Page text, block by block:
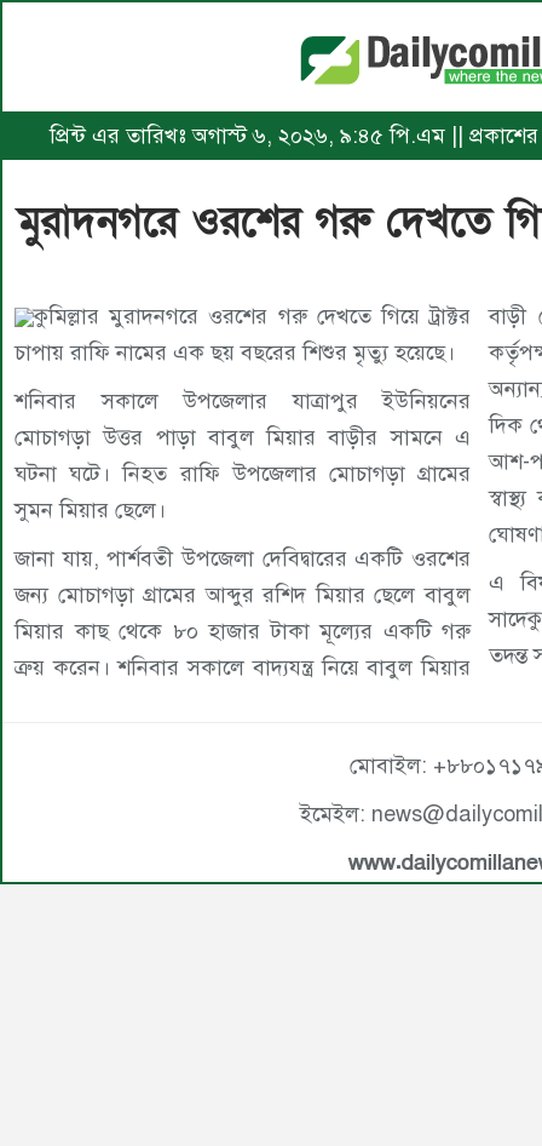
প্রিন্ট এর তারিখঃ অগাস্ট ৬, ২০২৬, ৯:৪৫ পি.এম ||
মুরাদনগরে ওরশের গরু দেখতে
কুমিল্লার মুরাদনগরে ওরশের গরু দেখতে গিয়ে ট্রাক্টর
চাপায় রাফি নামের এক ছয় বছরের শিশুর মৃত্যু হয়েছে।
শনিবার সকালে উপজেলার যাত্রাপুর ইউনিয়নের
মোচাগড়া উত্তর পাড়া বাবুল মিয়ার বাড়ীর সামনে এ
ঘটনা ঘটে। নিহত রাফি উপজেলার মোচাগড়া গ্রামের
সুমন মিয়ার ছেলে।
জানা যায়, পার্শবতী উপজেলা দেবিদ্বারের একটি ওরশের
জন্য মোচাগড়া গ্রামের আব্দুর রশিদ মিয়ার ছেলে বাবুল
মিয়ার কাছ থেকে ৮০ হাজার টাকা মূল্যের একটি গরু
ত্রুয় করেন। শনিবার সকালে বাদ্যযন্ত্র নিয়ে বাবুল মিয়ার
দিক
আশ-
এ
তদন্ত
মোবাইল:
ইমেইল: